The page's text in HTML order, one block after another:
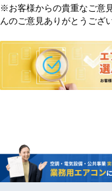
※お客様からの貴重なご意
んのご意見ありがとうござ